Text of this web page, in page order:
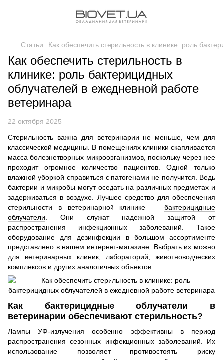
Статьи Как обеспечить стерильность в клинике: роль
Как обеспечить стерильность в
клинике: роль бактерицидных
облучателей в ежедневной работе
ветеринара
22 октября 2025
Стерильность важна для ветеринарии не меньше, чем для
классической медицины. В помещениях клиники скапливается
масса болезнетворных микроорганизмов, поскольку через нее
проходит огромное количество пациентов. Одной только
влажной уборкой справиться с патогенами не получится. Ведь
бактерии и микробы могут оседать на различных предметах и
задерживаться в воздухе. Лучшее средство для обеспечения
стерильности в ветеринарной клинике — бактерицидные
облучатели . Они служат надежной защитой от
распространения инфекционных заболеваний. Такое
оборудование для дезинфекции в большом ассортименте
представлено в нашем интернет-магазине. Выбрать их можно
для ветеринарных клиник, лабораторий, животноводческих
комплексов и других аналогичных объектов.
Как бактерицидные облучатели в
ветеринарии обеспечивают стерильность?
Лампы УФ-излучения особенно эффективны в период
распространения сезонных инфекционных заболеваний. Их
использование позволяет противостоять риску